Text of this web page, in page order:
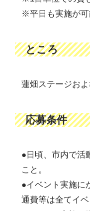
※平日も実施が可
ところ
蓮畑ステージお
応募条件
●日頃、市内で活
こと。
●イベント実施に
通費等は全てイベ